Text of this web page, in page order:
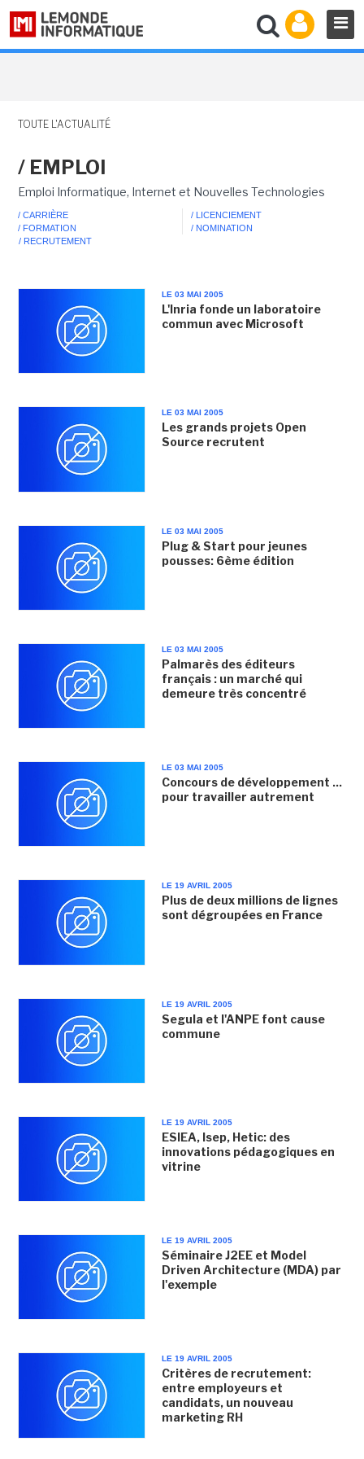
TOUTE L'ACTUALITÉ
/ EMPLOI
Emploi Informatique, Internet et Nouvelles Technologies
/ CARRIÈRE
/ FORMATION
/ LICENCIEMENT
/ NOMINATION
/ RECRUTEMENT
LE 03 MAI 2005
L'Inria fonde un laboratoire
commun avec Microsoft
LE 03 MAI 2005
Les grands projets Open
Source recrutent
LE 03 MAI 2005
Plug & Start pour jeunes
pousses: 6ème édition
LE 03 MAI 2005
Palmarès des éditeurs
français : un marché qui
demeure très concentré
LE 03 MAI 2005
Concours de développement ...
pour travailler autrement
LE 19 AVRIL 2005
Plus de deux millions de lignes
sont dégroupées en France
LE 19 AVRIL 2005
Segula et l'ANPE font cause
commune
LE 19 AVRIL 2005
ESIEA, Isep, Hetic: des
innovations pédagogiques en
vitrine
LE 19 AVRIL 2005
Séminaire J2EE et Model
Driven Architecture (MDA) par
l'exemple
LE 19 AVRIL 2005
Critères de recrutement:
entre employeurs et
candidats, un nouveau
marketing RH